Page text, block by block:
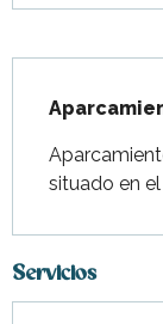
situado en
Servicios